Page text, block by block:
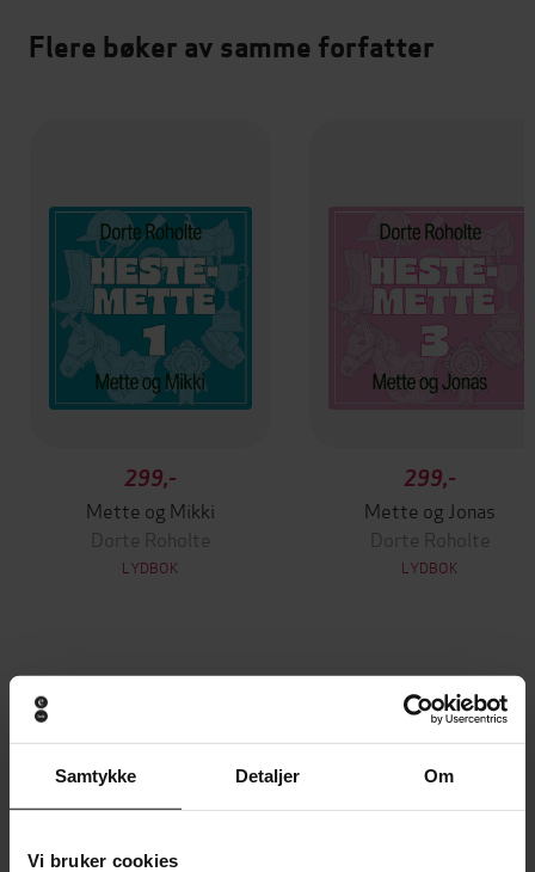
Samtykke Detaljer Om
Vi bruker cookies
Flere bøker av samme forfatter
299,-
Mette og Mikki
Dorte Roholte
LYDBOK
299,-
Mette og Jonas
Dorte Roholte
LYDBOK
Andre har også kjøpt
Vinner av Rivertonprisen
Første gang på tilbud